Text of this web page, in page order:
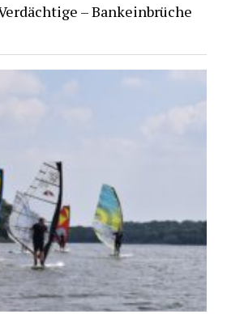
– Bankeinbrüche